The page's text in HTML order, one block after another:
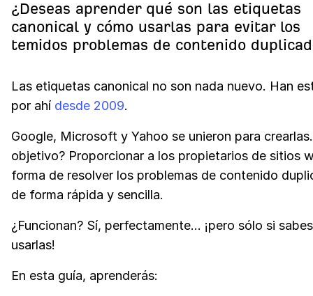
¿Deseas aprender qué son las etiquetas
canonical y cómo usarlas para evitar los
temidos problemas de contenido
Las etiquetas canonical no son nada nuevo. Han
por ahí desde 2009.
Google, Microsoft y Yahoo se unieron para
objetivo? Proporcionar a los propietarios de sitios
forma de resolver los problemas de contenido
de forma rápida y sencilla.
¿Funcionan? Sí, perfectamente... ¡pero sólo si
usarlas!
En esta guía, aprenderás: